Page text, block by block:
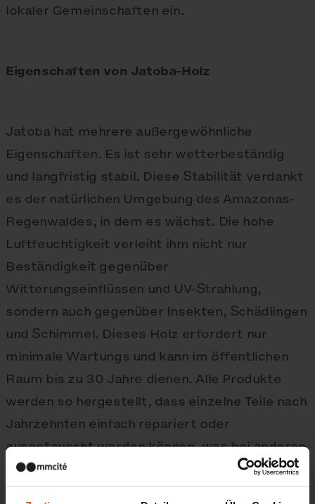
lokaler Gemeinschaften ein.
Eigenschaften von Jatoba-Holz
Jatoba hat mehrere außergewöhnliche
Eigenschaften. Es ist sehr wetterbeständig
und langfristig stabil. Diese Stabilität verdankt
es der natürlichen Umgebung des Amazonas-
Regenwaldes, in dem es wächst. Die hohe
Luftfeuchtigkeit verleiht ihm nicht nur
Beständigkeit gegenüber
Witterungseinflüssen und UV-Strahlung,
sondern auch gegenüber Insekten, Schädlingen
und Schimmel. Dieses Holz erfordert nur
minimale Wartungs und kann im öffentlichen
Raum bis zu 30 Jahre dienen. Alle Produkte
werden so hergestellt, dass einzelne Teile nach
Jahrzehnten einfach repariert oder
ausgetauscht werden können, was bei anderen
Holzelementen nicht der Fall ist.